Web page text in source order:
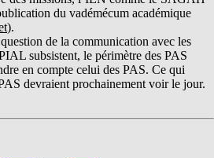
du vadémécum académique
).
de la communication avec les
subsistent, le périmètre des PAS
en compte celui des PAS. Ce qui
devraient prochainement voir le jour.